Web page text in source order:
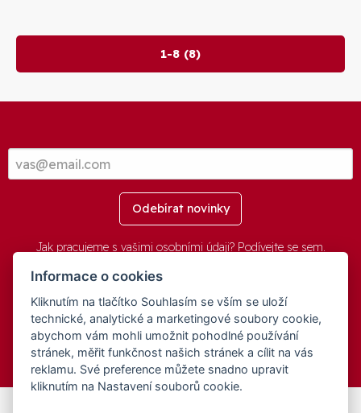
1-8 (8)
Odebírat novinky
Jak pracujeme s vašimi osobními údaji? Podívejte se sem.
© 2016-2026 -aGovernment.cz&Obec Oznice. Software:
aGovernment, Verze:4.0.1.1 - Beta. Číslo Licence: 74274001
Všechna práva vyhrazenaOchrana osobních údajů,Přístupnost
Informace o cookies
Kliknutím na tlačítko Souhlasím se vším se uloží
technické, analytické a marketingové soubory cookie,
abychom vám mohli umožnit pohodlné používání
stránek, měřit funkčnost našich stránek a cílit na vás
reklamu. Své preference můžete snadno upravit
kliknutím na Nastavení souborů cookie.